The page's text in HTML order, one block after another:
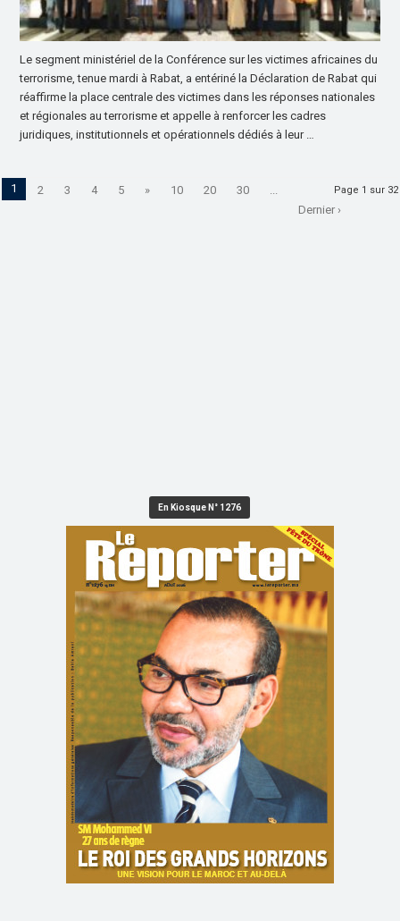
Le segment ministériel de la Conférence sur les victimes africaines du
terrorisme, tenue mardi à Rabat, a entériné la Déclaration de Rabat qui
réaffirme la place centrale des victimes dans les réponses nationales
et régionales au terrorisme et appelle à renforcer les cadres
juridiques, institutionnels et opérationnels dédiés à leur …
Page 1 sur 32
1 2 3 4 5 » 10 20 30
...
Dernier ›
En Kiosque N° 1276